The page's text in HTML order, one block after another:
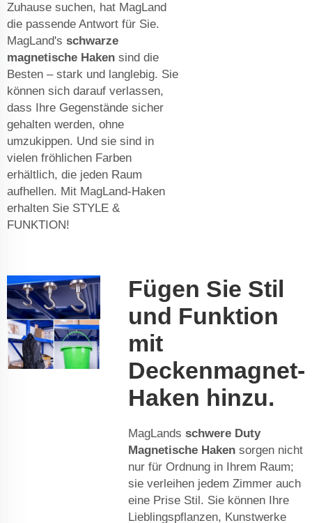
Zuhause suchen, hat MagLand
die passende Antwort für Sie.
MagLand's schwarze
magnetische Haken sind die
Besten – stark und langlebig. Sie
können sich darauf verlassen,
dass Ihre Gegenstände sicher
gehalten werden, ohne
umzukippen. Und sie sind in
vielen fröhlichen Farben
erhältlich, die jeden Raum
aufhellen. Mit MagLand-Haken
erhalten Sie STYLE &
FUNKTION!
Fügen Sie Stil
und Funktion
mit
Deckenmagnet-
Haken hinzu.
MagLands schwere Duty
Magnetische Haken sorgen nicht
nur für Ordnung in Ihrem Raum;
sie verleihen jedem Zimmer auch
eine Prise Stil. Sie können Ihre
Lieblingspflanzen, Kunstwerke